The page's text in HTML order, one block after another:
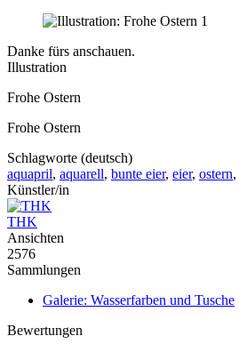
Danke fürs anschauen.
Illustration
Frohe Ostern
Frohe Ostern
Schlagworte (deutsch)
aquapril, aquarell, bunte eier, eier, ostern,
Künstler/in
THK
Ansichten
2576
Sammlungen
Galerie: Wasserfarben und Tusche
Bewertungen